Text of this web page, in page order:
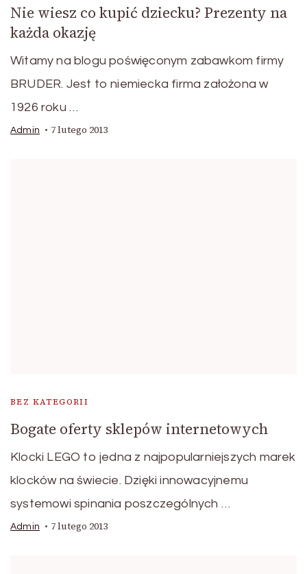
Nie wiesz co kupić dziecku? Prezenty na
każda okazję
Witamy na blogu poświęconym zabawkom firmy
BRUDER. Jest to niemiecka firma założona w
1926 roku …
Admin 7 lutego 2013
BEZ KATEGORII
Bogate oferty sklepów internetowych
Klocki LEGO to jedna z najpopularniejszych marek
klocków na świecie. Dzięki innowacyjnemu
systemowi spinania poszczególnych …
Admin 7 lutego 2013